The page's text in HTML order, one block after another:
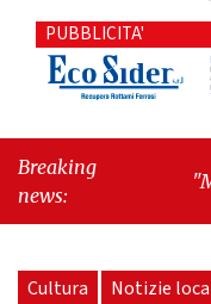
PUBBLICITA'
Breaking
news:
"Morte
senso di
Cultura Notizie